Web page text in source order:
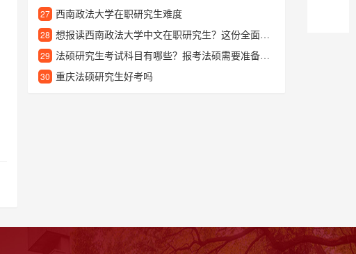
27 西南政法大学在职研究生难度
28 想报读西南政法大学中文在职研究生？这份全面指南告诉你如何申请和就读
29 法硕研究生考试科目有哪些？报考法硕需要准备什么？
30 重庆法硕研究生好考吗